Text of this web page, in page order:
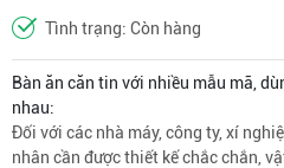
Tình trạng: Còn hàng
Bàn ăn căn tin với nhiều mẫu mã,
nhau:
Đối với các nhà máy, công ty, xí
nhân cần được thiết kế chắc chắn,